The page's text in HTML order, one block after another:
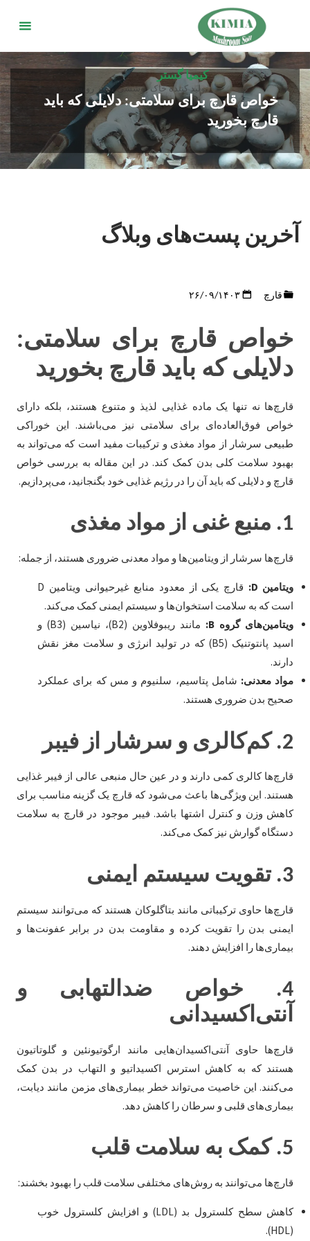
محتوا
کیمیا گستر
تولید کننده خاک پوششی بستر رویش قارچ
خواص قارچ برای سلامتی: دلایلی که باید
قارچ بخورید
آخرین پست‌های وبلاگ
قارچ ۲۶/۰۹/۱۴۰۳
خواص قارچ برای سلامتی:
دلایلی که باید قارچ بخورید
قارچ‌ها نه تنها یک ماده غذایی لذیذ و متنوع هستند، بلکه دارای
خواص فوق‌العاده‌ای برای سلامتی نیز می‌باشند. این خوراکی
طبیعی سرشار از مواد مغذی و ترکیبات مفید است که می‌تواند به
بهبود سلامت کلی بدن کمک کند. در این مقاله به بررسی خواص
قارچ و دلایلی که باید آن را در رژیم غذایی خود بگنجانید، می‌پردازیم.
1. منبع غنی از مواد مغذی
قارچ‌ها سرشار از ویتامین‌ها و مواد معدنی ضروری هستند، از جمله:
ویتامین D:
قارچ یکی از معدود منابع غیرحیوانی ویتامین D
است که به سلامت استخوان‌ها و سیستم ایمنی کمک می‌کند.
ویتامین‌های گروه B:
مانند ریبوفلاوین (B2)، نیاسین (B3) و
اسید پانتوتنیک (B5) که در تولید انرژی و سلامت مغز نقش
دارند.
مواد معدنی: شامل پتاسیم، سلنیوم و مس که برای عملکرد
صحیح بدن ضروری هستند.
2. کم‌کالری و سرشار از فیبر
قارچ‌ها کالری کمی دارند و در عین حال منبعی عالی از فیبر غذایی
هستند. این ویژگی‌ها باعث می‌شود که قارچ یک گزینه مناسب برای
کاهش وزن و کنترل اشتها باشد. فیبر موجود در قارچ به سلامت
دستگاه گوارش نیز کمک می‌کند.
3. تقویت سیستم ایمنی
قارچ‌ها حاوی ترکیباتی مانند بتاگلوکان هستند که می‌توانند سیستم
ایمنی بدن را تقویت کرده و مقاومت بدن در برابر عفونت‌ها و
بیماری‌ها را افزایش دهند.
4.
خواص ضدالتهابی و
آنتی‌اکسیدانی
قارچ‌ها حاوی آنتی‌اکسیدان‌هایی مانند ارگوتیونئین و گلوتاتیون
هستند که به کاهش استرس اکسیداتیو و التهاب در بدن کمک
می‌کنند. این خاصیت می‌تواند خطر بیماری‌های مزمن مانند دیابت،
بیماری‌های قلبی و سرطان را کاهش دهد.
5. کمک به سلامت قلب
قارچ‌ها می‌توانند به روش‌های مختلفی سلامت قلب را بهبود بخشند:
کاهش سطح کلسترول بد (LDL) و افزایش کلسترول خوب
(HDL).